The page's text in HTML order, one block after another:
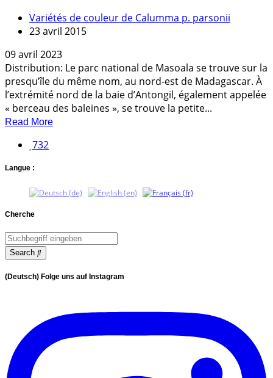
Variétés de couleur de Calumma p. parsonii
23 avril 2015
09 avril 2023
Distribution: Le parc national de Masoala se trouve sur la
presqu’île du même nom, au nord-est de Madagascar. À
l’extrémité nord de la baie d’Antongil, également appelée
« berceau des baleines », se trouve la petite...
Read More
732
Langue :
Cherche
Search
(Deutsch) Folge uns auf Instagram